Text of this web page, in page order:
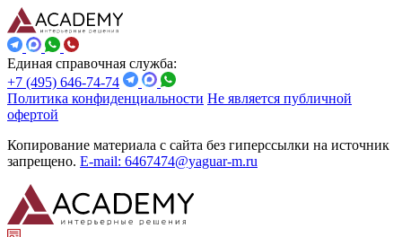
Единая справочная служба:
+7 (495) 646-74-74
Политика конфиденциальности Не является публичной
офертой
Копирование материала с сайта без гиперссылки на источник
запрещено. E-mail: 6467474@yaguar-m.ru